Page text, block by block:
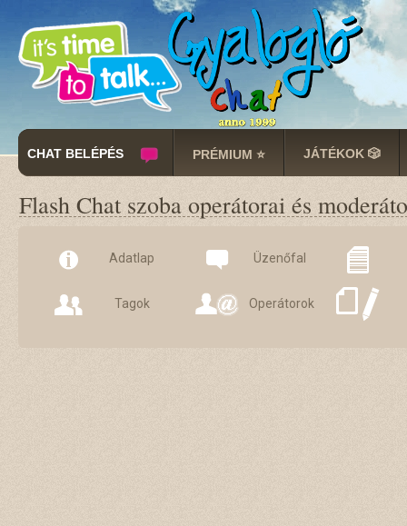
CHAT BELÉPÉS PRÉMIUM ⭐ JÁTÉKOK 🎲
Flash Chat szoba operátorai és
Adatlap Üzenőfal
Tagok Operátorok